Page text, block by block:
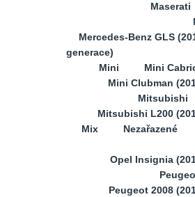
Maserati
Mercedes-Benz GLS
generace)
Mini
Mini
Mini Clubman
Mitsubishi
Mitsubishi L200
Mix
Nezařazené
Opel Insignia
Peugeot 2008